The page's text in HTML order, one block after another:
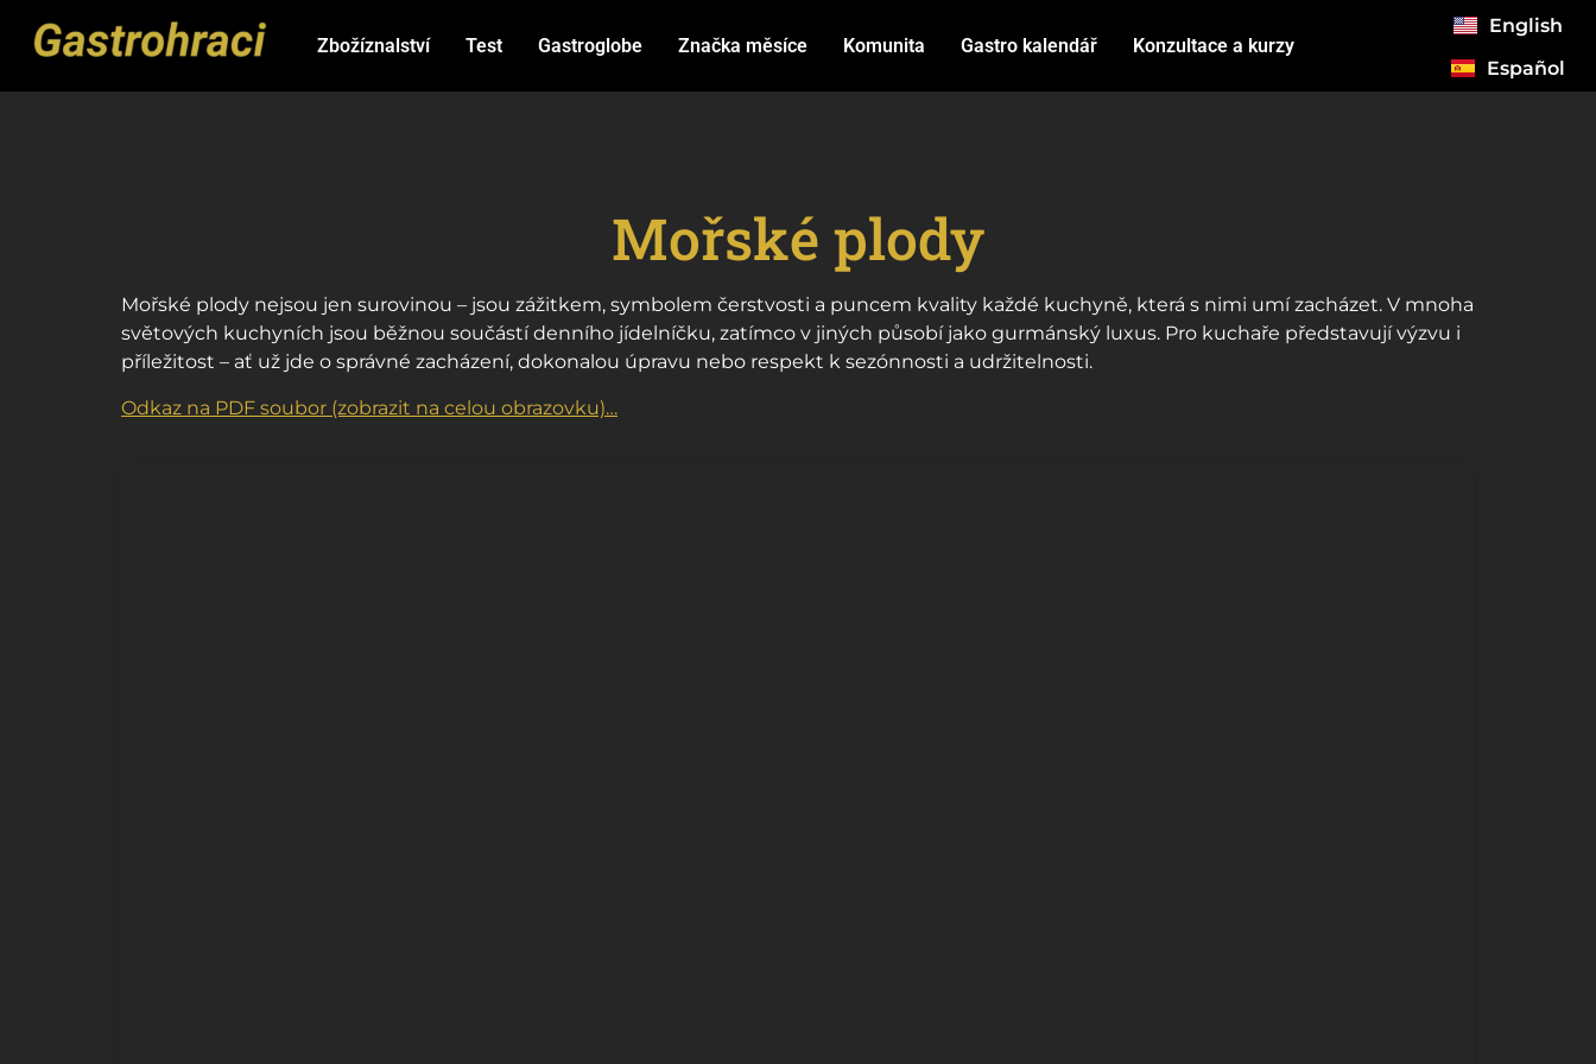
Zbožíznalství Test Gastroglobe Značka měsíce Komunita Gastro kalendář Konzultace a kurzy
English
Español
Mořské plody
Mořské plody nejsou jen surovinou – jsou zážitkem, symbolem čerstvosti a puncem kvality každé kuchyně, která s nimi umí zacházet. V mnoha
světových kuchyních jsou běžnou součástí denního jídelníčku, zatímco v jiných působí jako gurmánský luxus. Pro kuchaře představují výzvu i
příležitost – ať už jde o správné zacházení, dokonalou úpravu nebo respekt k sezónnosti a udržitelnosti.
Odkaz na PDF soubor (zobrazit na celou obrazovku)…